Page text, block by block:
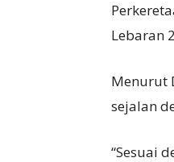
Lebaran
Menurut
sejalan
“Sesuai